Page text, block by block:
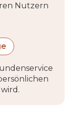
Nutzern